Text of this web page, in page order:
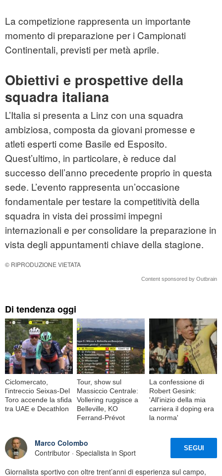
La competizione rappresenta un importante
momento di preparazione per i Campionati
Continentali, previsti per metà aprile.
Obiettivi e prospettive della
squadra italiana
L’Italia si presenta a Linz con una squadra
ambiziosa, composta da giovani promesse e
atleti esperti come Basile ed Esposito.
Quest’ultimo, in particolare, è reduce dal
successo dell’anno precedente proprio in questa
sede. L’evento rappresenta un’occasione
fondamentale per testare la competitività della
squadra in vista dei prossimi impegni
internazionali e per consolidare la preparazione in
vista degli appuntamenti chiave della stagione.
© RIPRODUZIONE VIETATA
Content sponsored by Outbrain
Di tendenza oggi
Ciclomercato,
l'intreccio Seixas-Del
Toro accende la sfida
tra UAE e Decathlon
Tour, show sul
Massiccio Centrale:
Vollering ruggisce a
Belleville, KO
Ferrand-Prévot
La confessione di
Robert Gesink:
'All'inizio della mia
carriera il doping era
la norma'
Marco Colombo
Contributor · Specialista in Sport
SEGUI
Giornalista sportivo con oltre trent’anni di esperienza sul campo,